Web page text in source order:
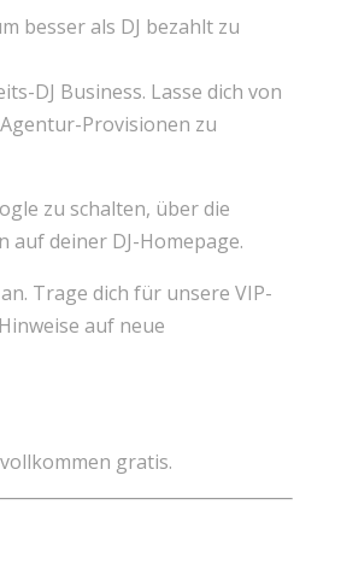
besser als DJ bezahlt zu
DJ Business. Lasse dich von
Provisionen zu
zu schalten, über die
auf deiner DJ-Homepage.
Trage dich für unsere VIP-
auf neue
gratis.